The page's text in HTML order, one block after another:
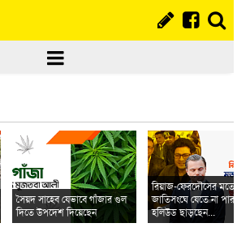
সৈয়দ সাহেব যেভাবে গাঁজার গুল
দিতে উপদেশ দিয়েছেন
রিয়াজ-ফেরদৌসের মতো
জাতিসংঘে যেতে না
হলিউড ছাড়ছেন...